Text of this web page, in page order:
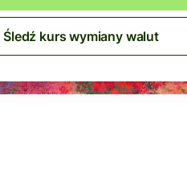
Śledź kurs wymiany walut